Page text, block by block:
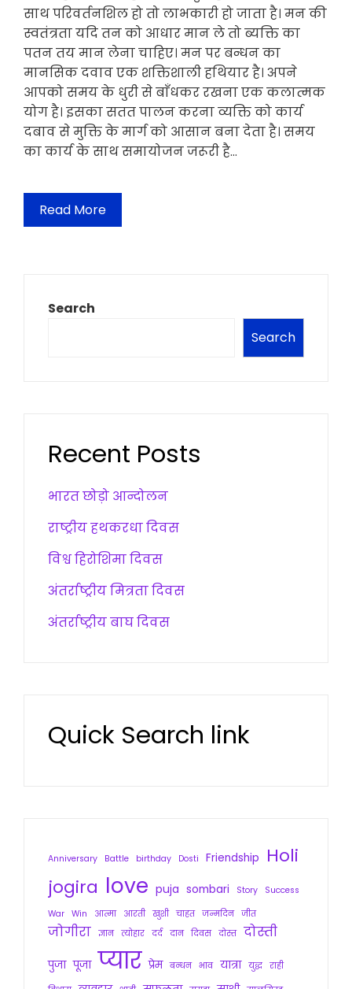
साथ परिवर्तनशिल हो तो लाभकारी हो जाता है। मन की
स्वतंत्रता यदि तन को आधार मान ले तो ब्यक्ति का
पतन तय मान लेना चाहिए। मन पर बन्धन का
मानसिक दवाव एक शक्तिशाली हथियार है। अपने
आपको समय के धुरी से बाँधकर रखना एक कलात्मक
योग है। इसका सतत पालन करना व्यक्ति को कार्य
दबाव से मुक्ति के मार्ग को आसान बना देता है। समय
का कार्य के साथ समायोजन जरूरी है…
Read More
Search
Search
Recent Posts
भारत छोड़ो आन्दोलन
राष्ट्रीय हथकरधा दिवस
विश्व हिरोशिमा दिवस
अंतर्राष्ट्रीय मित्रता दिवस
अंतर्राष्ट्रीय बाघ दिवस
Quick Search link
Anniversary Battle birthday Dosti Friendship
Holi
jogira love puja sombari Story
Success
War Win आत्मा आरती खुशी चाहत जन्मदिन जीत
जोगीरा ज्ञान त्योहार दर्द दान दिवस दोस्त दोस्ती
पुजा पूजा प्यार प्रेम बन्धन भाव यात्रा युद्ध राही